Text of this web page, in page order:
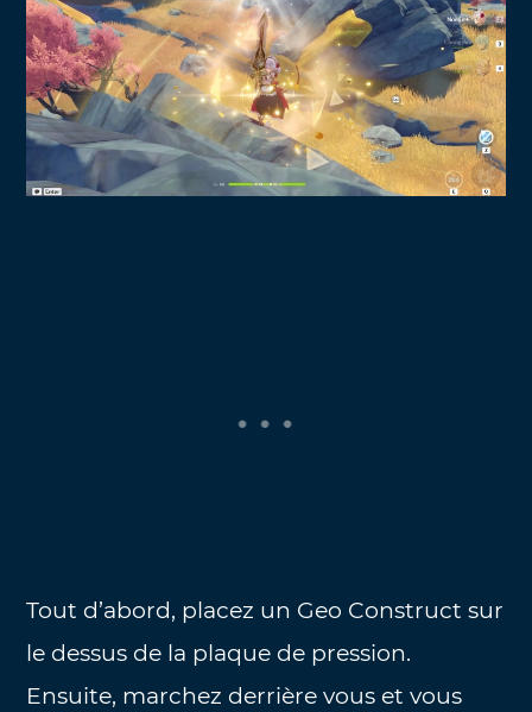
Tout d’abord, placez un Geo Construct sur
le dessus de la plaque de pression.
Ensuite, marchez derrière vous et vous